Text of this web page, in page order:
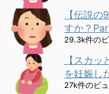
【伝説
すか？
29.3k件の
【スカ
を妊娠し
27k件のビ